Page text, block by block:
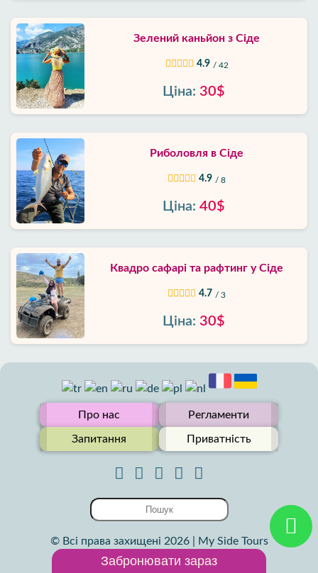
Забронювати зараз
Зелений каньйон з Сіде
4.9 / 42
Ціна: 30$
Риболовля в Сіде
4.9 / 8
Ціна: 40$
Квадро сафарі та рафтинг у Сіде
4.7 / 3
Ціна: 30$
Про нас Регламенти
Запитання Приватність
© Всі права захищені 2026 | My Side Tours